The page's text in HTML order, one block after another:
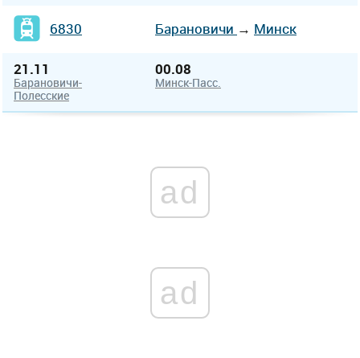
6830 Барановичи → Минск
21.11
Барановичи-
Полесские
00.08
Минск-Пасс.
ad
ad